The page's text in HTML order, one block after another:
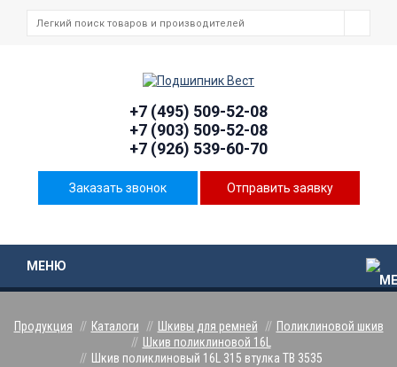
+7 (495) 509-52-08
+7 (903) 509-52-08
+7 (926) 539-60-70
Заказать звонок Отправить заявку
МЕНЮ
Продукция Каталоги Шкивы для ремней
Поликлиновой шкив
Шкив поликлиновой 16L
Шкив поликлиновый 16L 315 втулка ТВ 3535